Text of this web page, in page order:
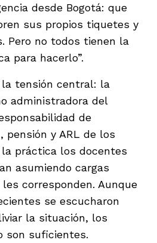
desde Bogotá: que
sus propios tiquetes y
Pero no todos tienen la
para hacerlo”.
la tensión central: la
administradora del
de
pensión y ARL de los
práctica los docentes
asumiendo cargas
corresponden. Aunque
se escucharon
la situación, los
son suficientes.